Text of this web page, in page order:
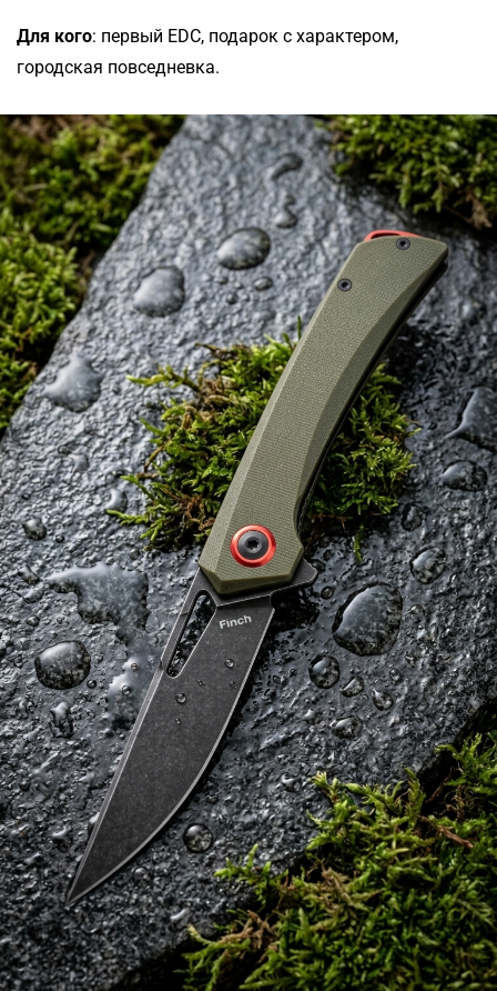
Для кого: первый EDC, подарок с характером,
городская повседневка.